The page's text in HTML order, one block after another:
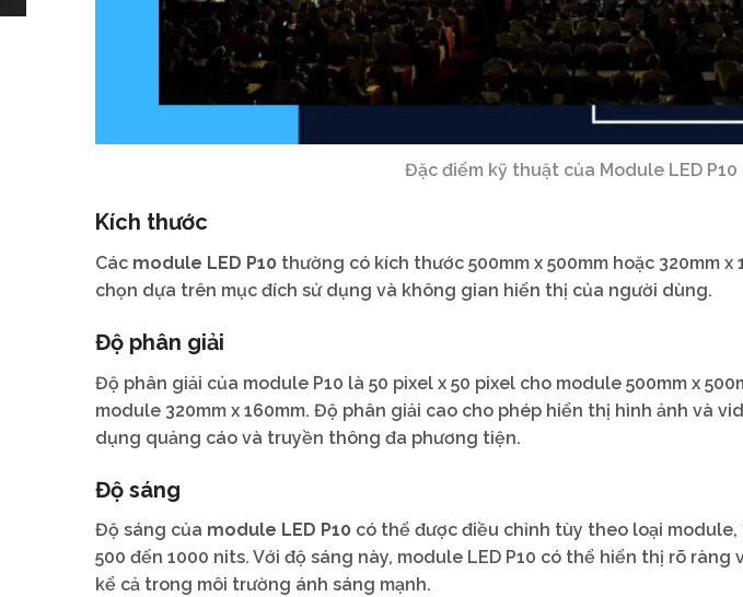
Đặc điểm kỹ thuật của Module LED P10
Kích thước
Các module LED P10 thường có kích thước 500mm x 500mm hoặc 320mm
chọn dựa trên mục đích sử dụng và không gian hiển thị của người dùng.
Độ phân giải
Độ phân giải của module P10 là 50 pixel x 50 pixel cho module 500mm x
module 320mm x 160mm. Độ phân giải cao cho phép hiển thị hình ảnh và
dụng quảng cáo và truyền thông đa phương tiện.
Độ sáng
Độ sáng của module LED P10 có thể được điều chỉnh tùy theo loại
500 đến 1000 nits. Với độ sáng này, module LED P10 có thể hiển thị rõ
kể cả trong môi trường ánh sáng mạnh.